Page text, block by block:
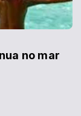
no mar